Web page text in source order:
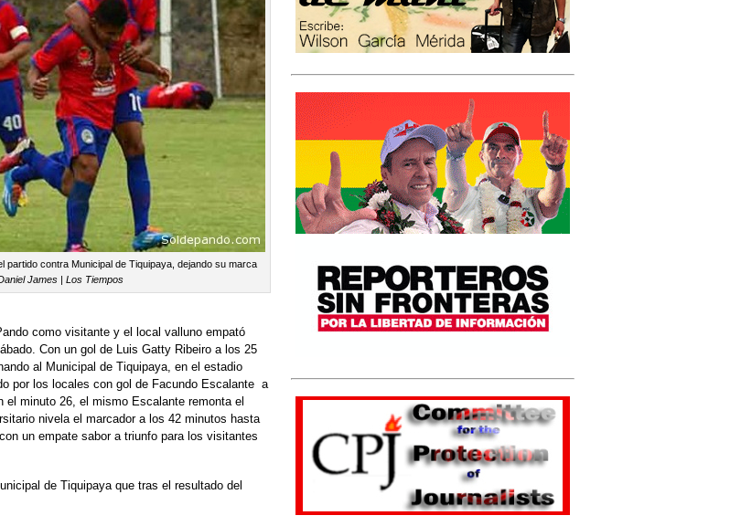
partido contra Municipal de Tiquipaya, dejando su marca
James | Los Tiempos
como visitante y el local valluno empató
Con un gol de Luis Gatty Ribeiro a los 25
al Municipal de Tiquipaya, en el estadio
por los locales con gol de Facundo Escalante a
minuto 26, el mismo Escalante remonta el
nivela el marcador a los 42 minutos hasta
un empate sabor a triunfo para los visitantes
de Tiquipaya que tras el resultado del